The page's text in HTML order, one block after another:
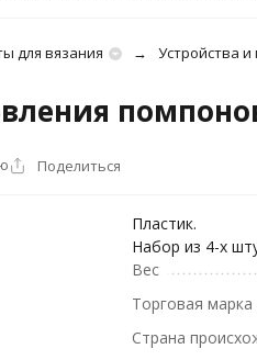
для вязания Устройства и
Поделиться
Пластик.
Набор из 4-х
Вес
Торговая марка
Страна